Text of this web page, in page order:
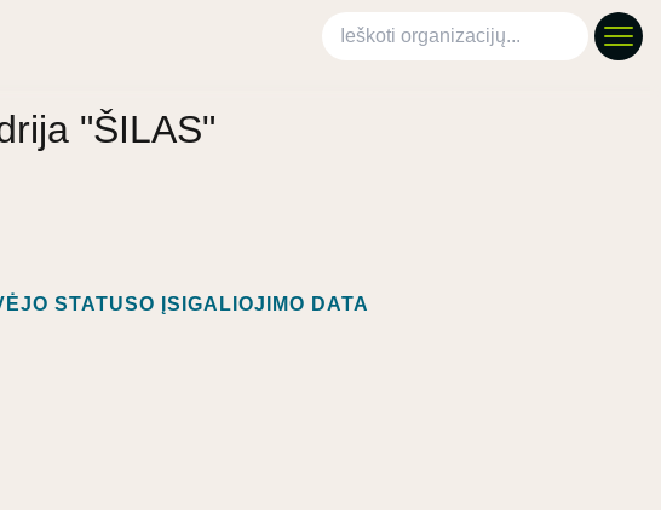
Ieškoti organizacijų
"ŠILAS"
STATUSO ĮSIGALIOJIMO DATA